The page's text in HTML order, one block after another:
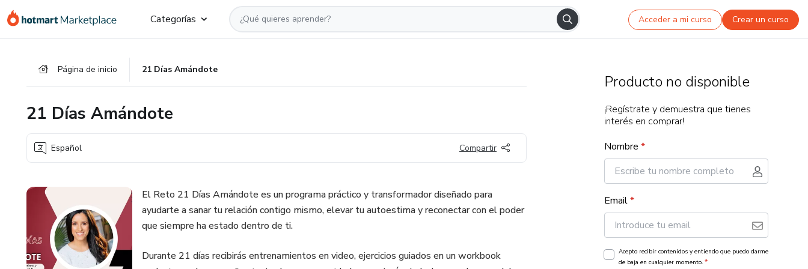
Categorías Acceder a mi curso Crear un curso
Página de inicio 21 Días Amándote
21 Días Amándote
Español Compartir
El Reto 21 Días Amándote es un programa práctico y transformador diseñado para
ayudarte a sanar tu relación contigo mismo, elevar tu autoestima y reconectar con el poder
que siempre ha estado dentro de ti.
Durante 21 días recibirás entrenamientos en video, ejercicios guiados en un workbook
Producto no disponible
¡Regístrate y demuestra que tienes
interés en comprar!
Nombre *
Email*
Acepto recibir contenidos y entiendo que puedo darme
de baja en cualquier momento. *